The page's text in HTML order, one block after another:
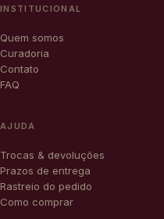
INSTITUCIONAL
Quem somos
Curadoria
Contato
FAQ
AJUDA
Trocas & devoluções
Prazos de entrega
Rastreio do pedido
Como comprar